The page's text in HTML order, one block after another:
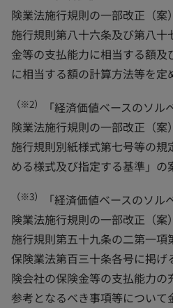
険業法施行規則の一部改正（
施行規則第八十六条及び第八
金等の支払能力に相当する額
に相当する額の計算方法等を定
（※2）
「経済価値ベースのソ
険業法施行規則の一部改正（
施行規則別紙様式第七号等の
める様式及び指定する基準」の
（※3）
「経済価値ベースのソ
険業法施行規則の一部改正（
施行規則第五十九条の二第一項
保険業法第百三十条各号に掲
険会社の保険金等の支払能力
参考となるべき事項等について